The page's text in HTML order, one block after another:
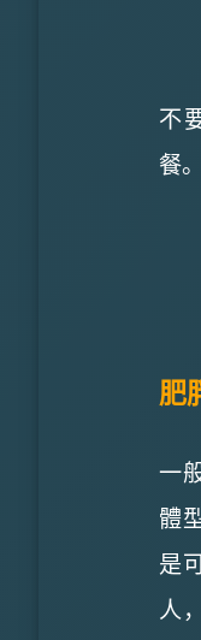
不
餐。
肥
一
體
是
人